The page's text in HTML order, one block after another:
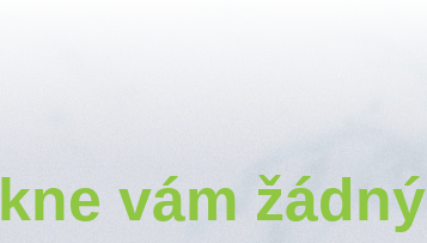
vám žádný